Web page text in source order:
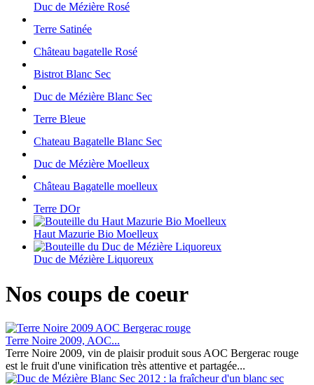
Duc de Mézière Rosé
Terre Satinée
Château bagatelle Rosé
Bistrot Blanc Sec
Duc de Mézière Blanc Sec
Terre Bleue
Chateau Bagatelle Blanc Sec
Duc de Mézière Moelleux
Château Bagatelle moelleux
Terre DOr
Haut Mazurie Bio Moelleux
Duc de Mézière Liquoreux
Nos coups de coeur
Terre Noire 2009, AOC...
Terre Noire 2009, vin de plaisir produit sous AOC Bergerac rouge
est le fruit d'une vinification très attentive et partagée...